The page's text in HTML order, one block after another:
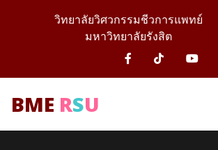
วิทยาลัยวิศวกรรมชีวการแพทย์
มหาวิทยาลัยรังสิต
BME RSU